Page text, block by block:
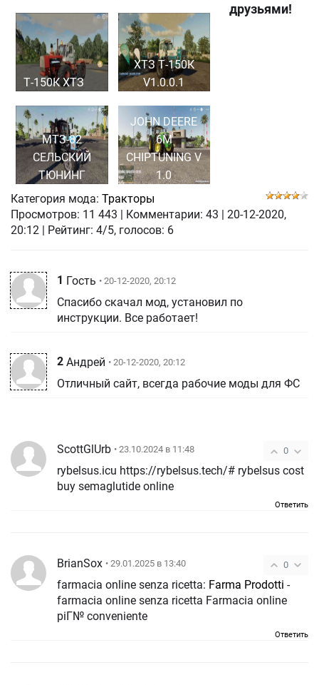
Т-150К ХТЗ
ХТЗ Т-150К
V1.0.0.1
МТЗ-82
СЕЛЬСКИЙ
ТЮНИНГ
JOHN DEERE
6M
CHIPTUNING V
1.0
друзьями!
Категория мода: Тракторы
Просмотров: 11 443 Комментарии: 43
20-12-2020,
20:12
| Рейтинг: 4/5, голосов: 6
1 Гость • 20-12-2020, 20:12
Спасибо скачал мод, установил по
инструкции. Все работает!
2 Андрей • 20-12-2020, 20:12
Отличный сайт, всегда рабочие моды для ФС
0
ScottGlUrb • 23.10.2024 в 11:48
rybelsus.icu https://rybelsus.tech/# rybelsus cost
buy semaglutide online
Ответить
0
BrianSox • 29.01.2025 в 13:40
farmacia online senza ricetta: Farma Prodotti -
farmacia online senza ricetta Farmacia online
piГ№ conveniente
Ответить